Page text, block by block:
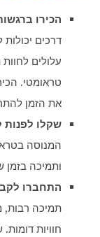
הכירו
דרכים יכולות
עלולים לחוות
טראומטי.
את הזמן
שקלו לפנות
המנוסה
ותמיכה בזמן
התחברו
תמיכה רבות,
חוויות דומות.